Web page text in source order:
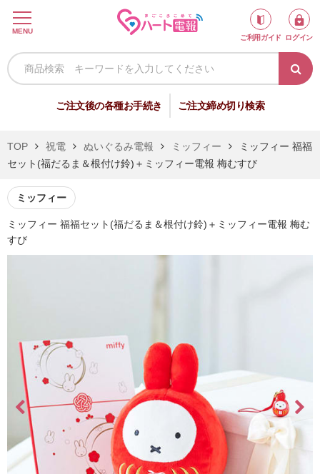
MENU
ご利用ガイド
ログイン
ご注文後の各種お手続き ご注文締め切り検索
新
会
員
録
祝弔
短
お
届
け
日
検
TOP 祝電 ぬいぐるみ電報 ミッフィー
ミッフィー 福福
セット(福だるま＆根付け鈴)＋ミッフィー電報 梅むすび
ミッフィー
ミッフィー 福福セット(福だるま＆根付け鈴)＋ミッフィー電報 梅む
すび